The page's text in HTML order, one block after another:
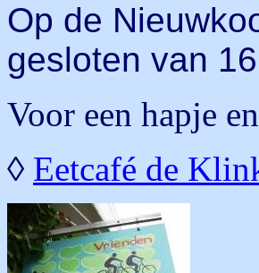
Op de
gesloten van
Voor een hapje
◊ Eetcafé de